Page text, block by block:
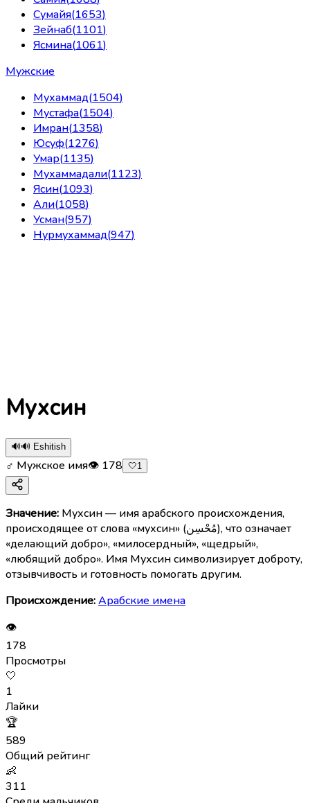
Сумайя(1653)
Зейнаб(1101)
Ясмина(1061)
Мужские
Мухаммад(1504)
Мустафа(1504)
Имран(1358)
Юсуф(1276)
Умар(1135)
Мухаммадали(1123)
Ясин(1093)
Али(1058)
Усман(957)
Нурмухаммад(947)
Мухсин
🔊🔊 Eshitish
♂ Мужское имя👁 178 🤍1
Значение: Мухсин — имя арабского происхождения,
происходящее от слова «мухсин» (مُحْسِن), что означает
«делающий добро», «милосердный», «щедрый»,
«любящий добро». Имя Мухсин символизирует доброту,
отзывчивость и готовность помогать другим.
Происхождение:Арабские имена
👁
178
Просмотры
🤍
1
Лайки
🏆
589
Общий рейтинг
👶
311